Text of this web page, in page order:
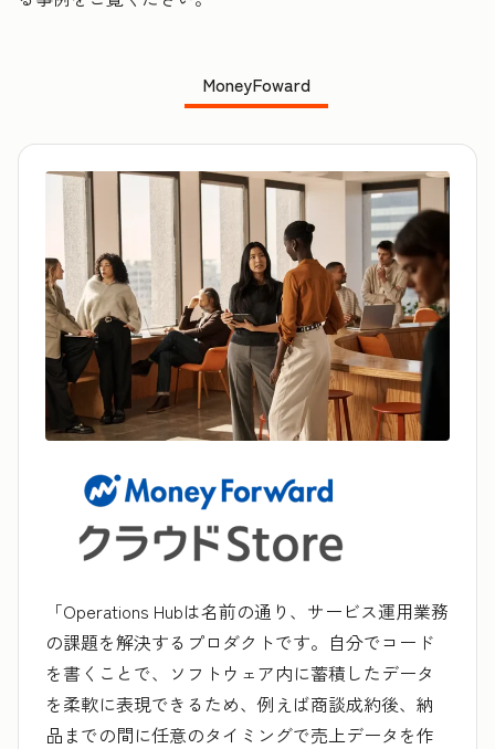
MoneyFoward
「Operations Hubは名前の通り、サービス運用業務
の課題を解決するプロダクトです。自分でコード
を書くことで、ソフトウェア内に蓄積したデータ
を柔軟に表現できるため、例えば商談成約後、納
品までの間に任意のタイミングで売上データを作